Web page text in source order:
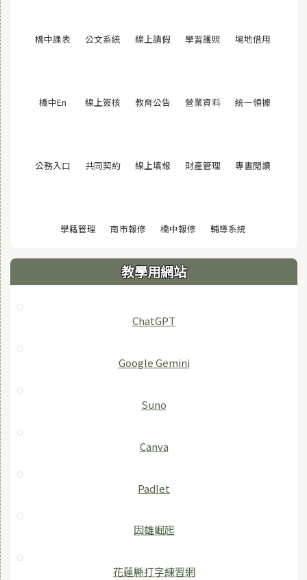
橋中課表 (另開視窗)
公文系統 (另開視窗)
線上請假 (另開視窗)
學習護照 (另開視窗)
場地借用
橋中En (另開視窗)
線上簽核 (另開視窗)
教育公告 (另開視窗)
營業資料(另開視窗)
統一領據
公務入口 (另開視窗)
共同契約(另開視窗)
線上填報 (另開視窗)
財產管理 (另開視窗)
專書閱讀
學籍管理(另開視窗)
南市報修(另開視窗)
橋中報修(另開視窗)
輔導系統(另開視窗)
教學用網站
ChatGPT
‎Google Gemini
Suno
Canva
Padlet
因雄崛起
花蓮縣打字練習網